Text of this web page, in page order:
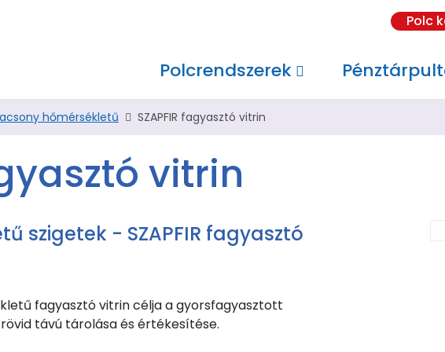
Polc
Polcrendszerek
hőmérsékletű SZAPFIR fagyasztó vitrin
vitrin
szigetek - SZAPFIR fagyasztó
fagyasztó vitrin célja a gyorsfagyasztott
távú tárolása és értékesítése.